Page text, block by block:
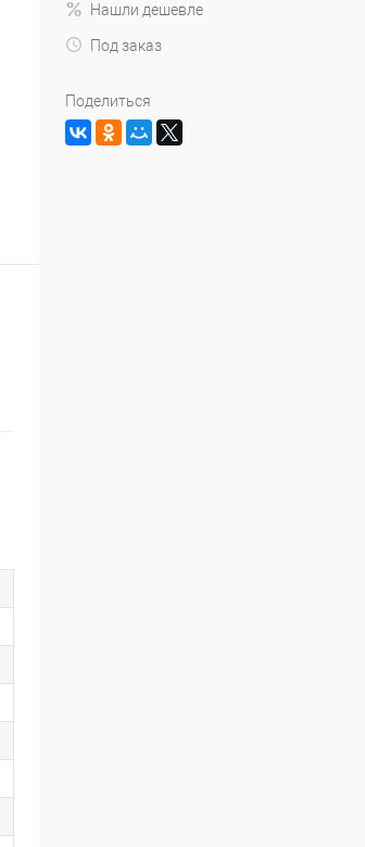
Нашли дешевле
Под заказ
Поделиться